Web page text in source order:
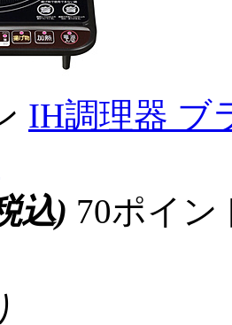
IH調理器 ブ
込) 70ポイ